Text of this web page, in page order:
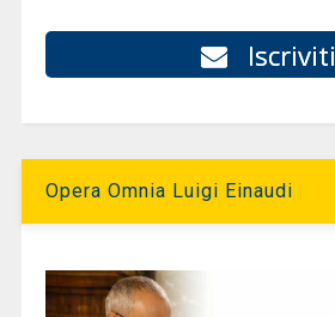
Iscriviti
Opera Omnia Luigi Einaudi